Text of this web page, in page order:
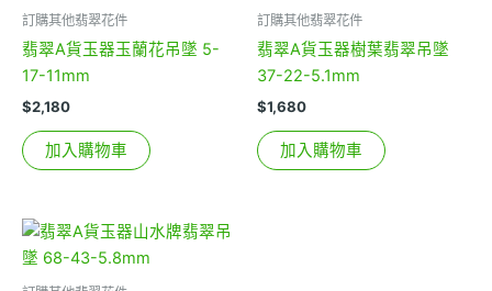
訂購其他翡翠花件
翡翠A貨玉器玉蘭花吊墜 5-
17-11mm
$2,180
加入購物車
訂購其他翡翠花件
翡翠A貨玉器樹葉翡翠吊墜
37-22-5.1mm
$1,680
加入購物車